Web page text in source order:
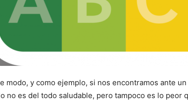
modo, y como ejemplo, si nos encontramos ante
no es del todo saludable, pero tampoco es lo peor